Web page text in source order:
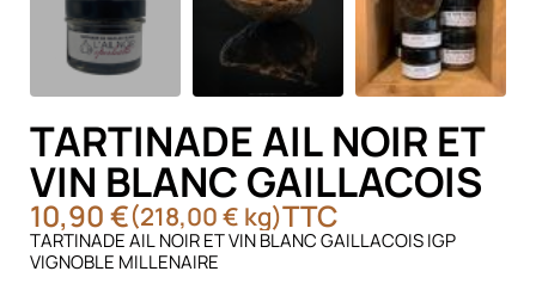
TARTINADE AIL NOIR ET
VIN BLANC GAILLACOIS
10,90 €(218,00 € kg)TTC
TARTINADE AIL NOIR ET VIN BLANC GAILLACOIS IGP
VIGNOBLE MILLENAIRE